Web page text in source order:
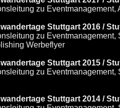
zu
Stuttgart 2016 /
zu
Werbeflyer
Stuttgart 2015 /
zu
Stuttgart 2014 /